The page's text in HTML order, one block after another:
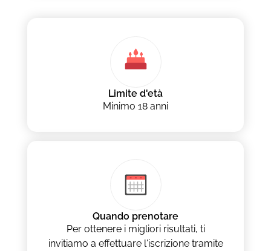
Limite d'età
Minimo 18 anni
Quando prenotare
Per ottenere i migliori risultati, ti
invitiamo a effettuare l'iscrizione tramite